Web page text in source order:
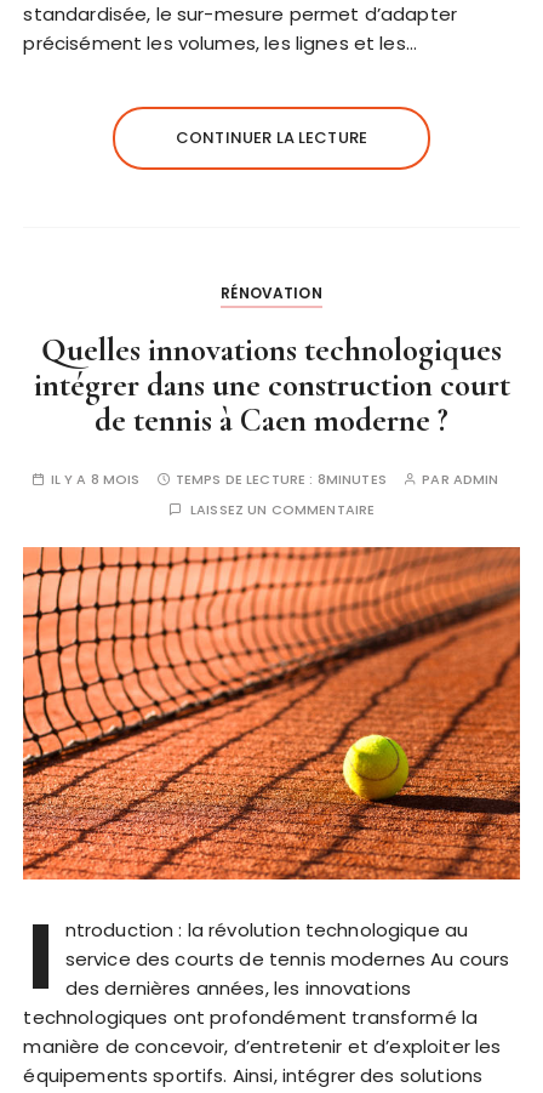
standardisée, le sur-mesure permet d’adapter
précisément les volumes, les lignes et les…
CONTINUER LA LECTURE
RÉNOVATION
Quelles innovations technologiques
intégrer dans une construction court
de tennis à Caen moderne ?
IL Y A 8 MOIS TEMPS DE LECTURE : 8MINUTES PAR ADMIN
LAISSEZ UN COMMENTAIRE
I
ntroduction : la révolution technologique au
service des courts de tennis modernes Au cours
des dernières années, les innovations
technologiques ont profondément transformé la
manière de concevoir, d’entretenir et d’exploiter les
équipements sportifs. Ainsi, intégrer des solutions